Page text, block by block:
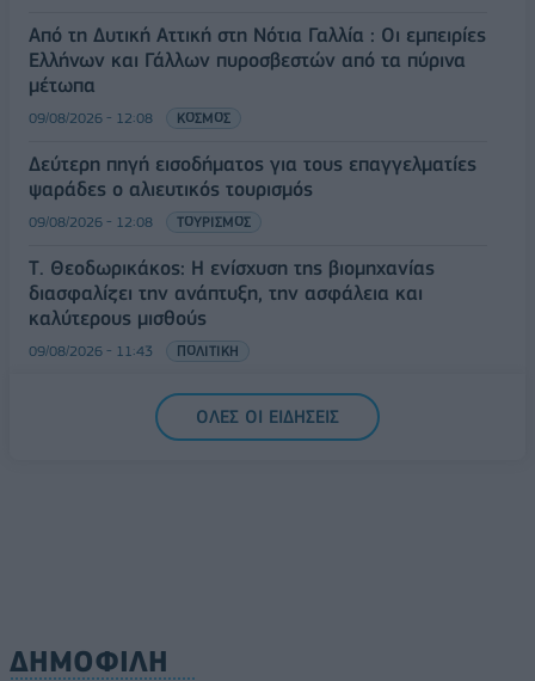
Από τη Δυτική Αττική στη Νότια Γαλλία : Οι εμπειρίες
Ελλήνων και Γάλλων πυροσβεστών από τα πύρινα
μέτωπα
09/08/2026 - 12:08 ΚΟΣΜΟΣ
Δεύτερη πηγή εισοδήματος για τους επαγγελματίες
ψαράδες ο αλιευτικός τουρισμός
09/08/2026 - 12:08 ΤΟΥΡΙΣΜΟΣ
Τ. Θεοδωρικάκος: Η ενίσχυση της βιομηχανίας
διασφαλίζει την ανάπτυξη, την ασφάλεια και
καλύτερους μισθούς
09/08/2026 - 11:43 ΠΟΛΙΤΙΚΗ
Υπ. Μεταφορών: Οριστική λύση στο ζήτημα των
πινακίδων κυκλοφορίας - Τέλος στις χρονοβόρες
ΟΛΕΣ ΟΙ ΕΙΔΗΣΕΙΣ
ΔΗΜΟΦΙΛΗ